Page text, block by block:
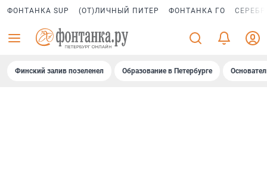
ФОНТАНКА SUP (ОТ)ЛИЧНЫЙ ПИТЕР ФОНТАНКА ГО
Финский залив позеленел Образование в Петербурге